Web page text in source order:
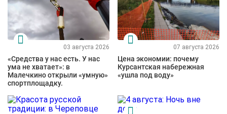
03 августа 2026
«Средства у нас есть. У нас
ума не хватает»: в
Малечкино открыли «умную»
спортплощадку.
07 августа 2026
Цена экономии: почему
Курсантская набережная
«ушла под воду»